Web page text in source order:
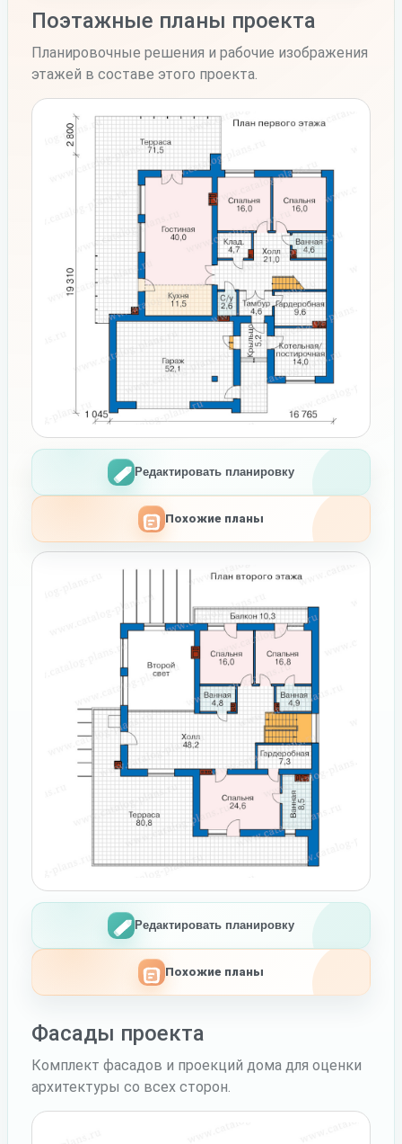
Поэтажные планы проекта
Планировочные решения и рабочие изображения
этажей в составе этого проекта.
Редактировать планировку
Похожие планы
Редактировать планировку
Похожие планы
Фасады проекта
Комплект фасадов и проекций дома для оценки
архитектуры со всех сторон.